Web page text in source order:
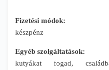
Fizetési módok:
készpénz
Egyéb szolgáltatások:
kutyákat fogad,